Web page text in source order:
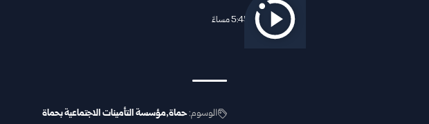
2026/07/06 5:45 مساءً
الوسوم:حماة مؤسسة التأمينات الاجتماعية بحماة